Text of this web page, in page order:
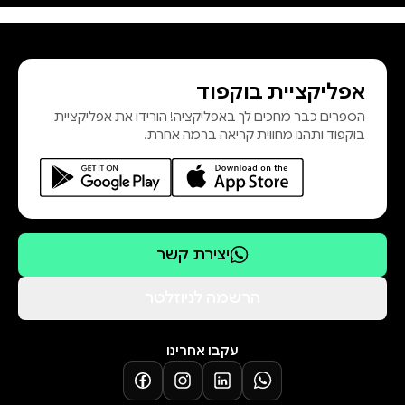
אפליקציית בוקפוד
הספרים כבר מחכים לך באפליקציה! הורידו את אפליקציית
בוקפוד ותהנו מחווית קריאה ברמה אחרת.
יצירת קשר
עקבו אחרינו